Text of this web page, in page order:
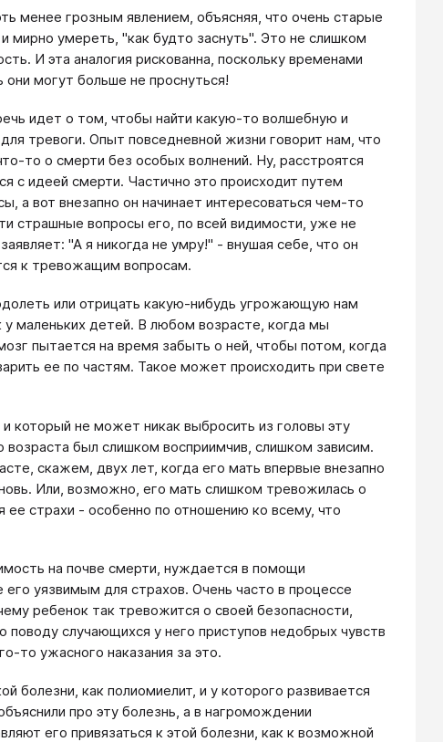
менее грозным явлением, объясняя, что очень старые
мирно умереть, "как будто заснуть". Это не слишком
И эта аналогия рискованна, поскольку временами
могут больше не проснуться!
идет о том, чтобы найти какую-то волшебную и
тревоги. Опыт повседневной жизни говорит нам, что
то о смерти без особых волнений. Ну, расстроятся
с идеей смерти. Частично это происходит путем
а вот внезапно он начинает интересоваться чем-то
страшные вопросы его, по всей видимости, уже не
"А я никогда не умру!" - внушая себе, что он
к тревожащим вопросам.
или отрицать какую-нибудь угрожающую нам
у маленьких детей. В любом возрасте, когда мы
пытается на время забыть о ней, чтобы потом, когда
ее по частям. Такое может происходить при свете
который не может никак выбросить из головы эту
был слишком восприимчив, слишком зависим.
скажем, двух лет, когда его мать впервые внезапно
Или, возможно, его мать слишком тревожилась о
ее страхи - особенно по отношению ко всему, что
на почве смерти, нуждается в помощи
уязвимым для страхов. Очень часто в процессе
ребенок так тревожится о своей безопасности,
поводу случающихся у него приступов недобрых чувств
то ужасного наказания за это.
болезни, как полиомиелит, и у которого развивается
про эту болезнь, а в нагромождении
его привязаться к этой болезни, как к возможной